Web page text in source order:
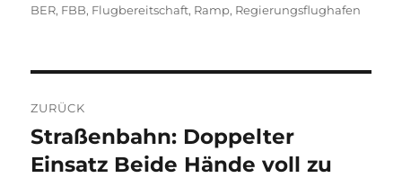
am
BER, FBB, Flugbereitschaft, Ramp, Regierungsflughafen
ZURÜCK
Vorheriger
Beitrag:
Straßenbahn: Doppelter
Einsatz Beide Hände voll zu